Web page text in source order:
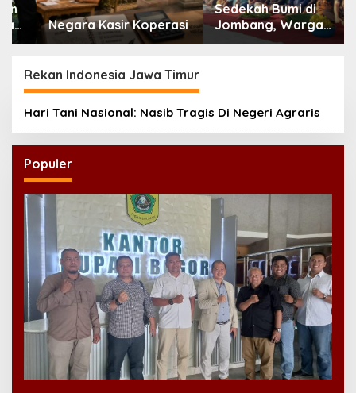
Negara Kasir Koperasi
Sedekah Bumi di
Jombang, Warga
Doakan Leluhur dan
Rekan Indonesia Jawa Timur
Hari Tani Nasional: Nasib Tragis Di Negeri Agraris
Populer